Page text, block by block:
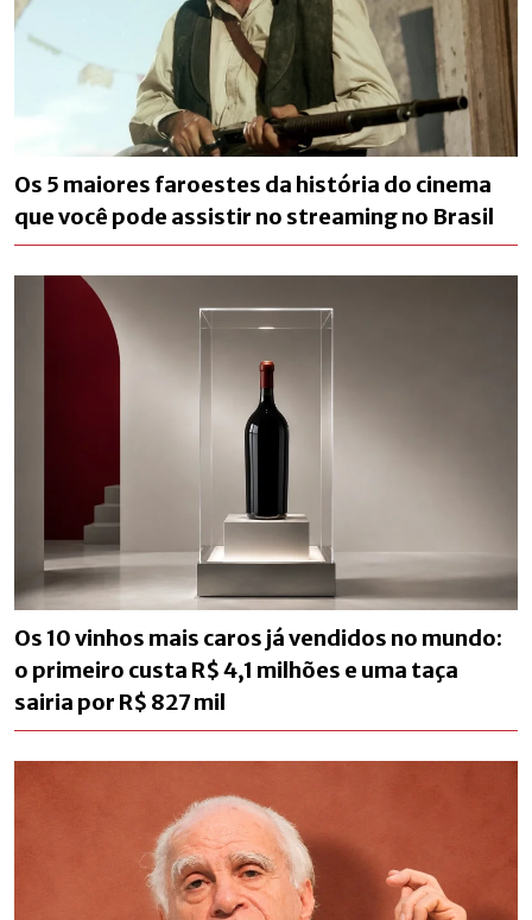
Os 5 maiores faroestes da história do cinema
que você pode assistir no streaming no Brasil
Os 10 vinhos mais caros já vendidos no mundo:
o primeiro custa R$ 4,1 milhões e uma taça
sairia por R$ 827 mil